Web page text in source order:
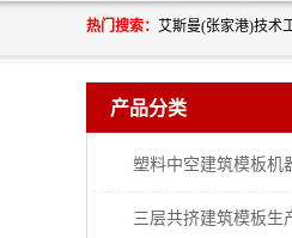
热门搜索：
产品分类
塑料中空建筑模板机
三层共挤建筑模板生